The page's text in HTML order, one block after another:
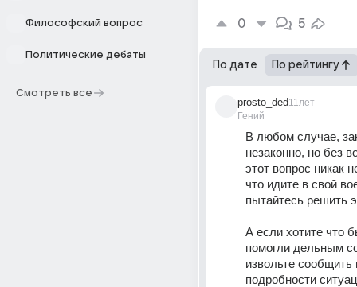
Философский вопрос
Политические дебаты
Смотреть все
0 5
По дате По рейтингу
prosto_ded
Гений
11лет
В любом случае,
незаконно, но без
этот вопрос никак
что идите в свой
пытайтесь решить
А если хотите что
помогли дельным
извольте сообщить
подробности